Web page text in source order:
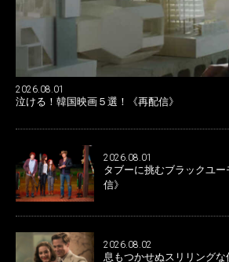
2026.08.01
泣ける！韓国映画５選！《再配信》
2026.08.01
タブーに挑むブラックユ
信》
2026.08.02
息もつかせぬスリリングな